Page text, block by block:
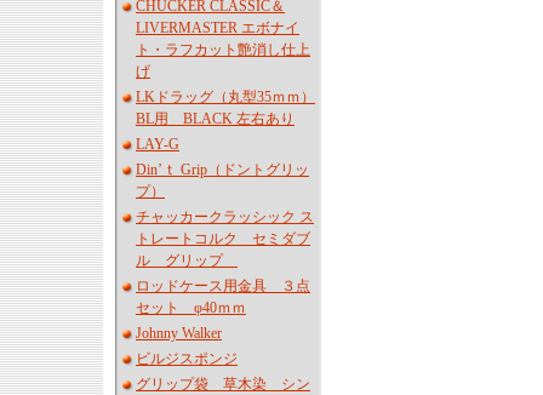
CHUCKER CLASSIC＆
LIVERMASTER エボナイ
ト・ラフカット艶消し仕上
げ
LKドラッグ（丸型35ｍｍ）
BL用 BLACK 左右あり
LAY-G
Din’ｔ Grip（ドントグリッ
プ）
チャッカークラッシック ス
トレートコルク セミダブ
ル グリップ
ロッドケース用金具 ３点
セット φ40ｍｍ
Johnny Walker
ビルジスポンジ
グリップ袋 草木染 シン